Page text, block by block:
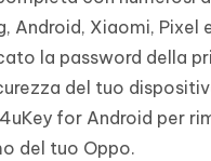
Android, Xiaomi, Pixel
la password della
del tuo
for Android per
del tuo Oppo.